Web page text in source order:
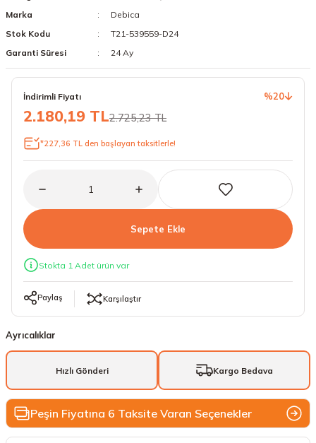
24 Lastikler
Marka
Debica
Stok Kodu
T21-539559-D24
Garanti Süresi
24 Ay
İndirimli Fiyatı %20
2.180,19 TL2.725,23 TL
*227,36 TL den başlayan taksitlerle!
Sepete Ekle
Stokta 1 Adet ürün var
Paylaş Karşılaştır
Ayrıcalıklar
Hızlı Gönderi Kargo Bedava
Peşin Fiyatına 6 Taksite Varan Seçenekler